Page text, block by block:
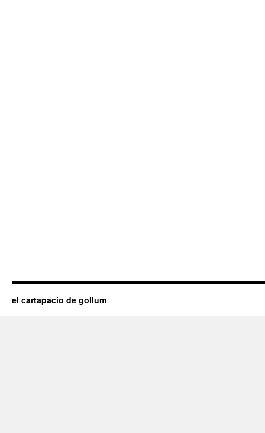
el cartapacio de gollum